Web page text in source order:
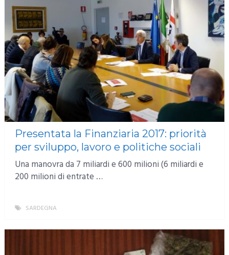
Presentata la Finanziaria 2017: priorità
per sviluppo, lavoro e politiche sociali
Una manovra da 7 miliardi e 600 milioni (6 miliardi e
200 milioni di entrate …
SARDEGNA